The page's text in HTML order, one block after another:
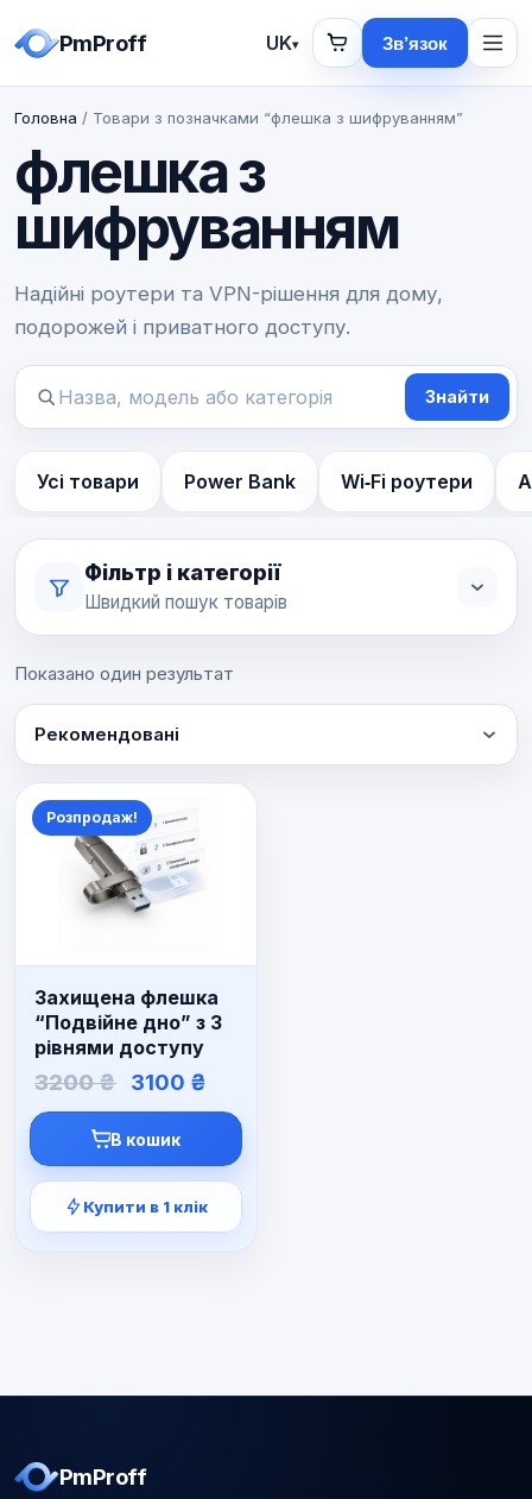
PmProff UK▾ Зв’язок
Головна / Товари з позначками “флешка з шифруванням”
флешка з
шифруванням
Надійні роутери та VPN-рішення для дому,
подорожей і приватного доступу.
Пошук
Знайти
Усі товари Power Bank Wi‑Fi роутери
Фільтр і категорії
Швидкий пошук товарів
Показано один результат
Рекомендовані
Розпродаж!
Захищена флешка
“Подвійне дно” з 3
рівнями доступу
3200₴ Оригінальна
ціна:
3200 ₴.
3100 ₴
ціна:
3100 ₴.
В кошик
Купити в 1 клік
PmProff